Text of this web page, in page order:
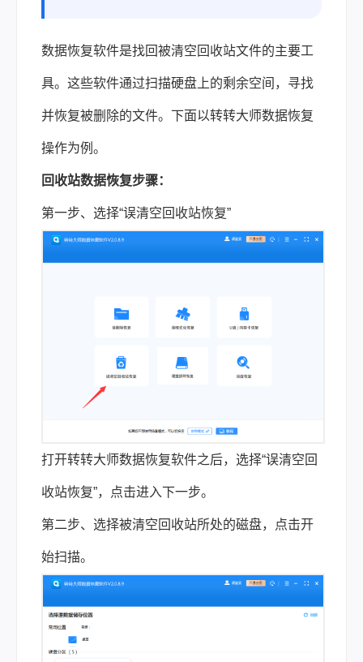
数据恢复软件是找回被清空回收站文件的主要工
具。这些软件通过扫描硬盘上的剩余空间，寻找
并恢复被删除的文件。下面以转转大师数据恢复
操作为例。
回收站数据恢复步骤：
第一步、选择“误清空回收站恢复”
打开转转大师数据恢复软件之后，选择“误清空回
收站恢复”，点击进入下一步。
第二步、选择被清空回收站所处的磁盘，点击开
始扫描。